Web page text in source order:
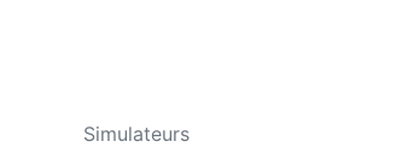
Simulateurs